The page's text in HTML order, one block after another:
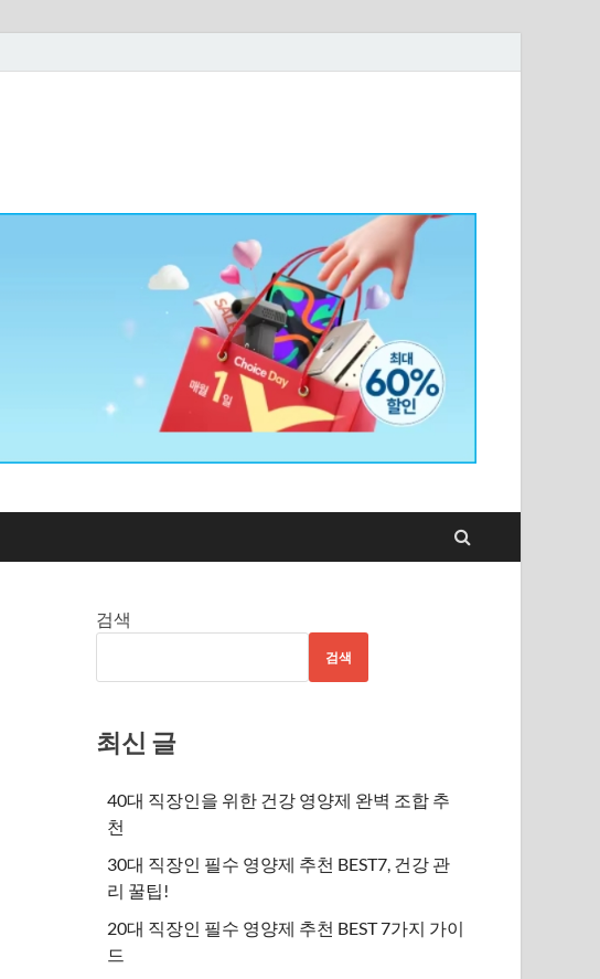
검색
검색
최신 글
40대 직장인을 위한 건강 영양제 완벽 조합 추
천
30대 직장인 필수 영양제 추천 BEST7, 건강 관
리 꿀팁!
20대 직장인 필수 영양제 추천 BEST 7가지 가이
드